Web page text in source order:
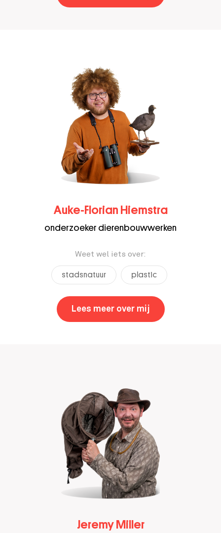
Auke-Florian Hiemstra
onderzoeker dierenbouwwerken
Weet wel iets over:
stadsnatuur plastic
Lees meer over mij Auke-Florian
Jeremy Miller